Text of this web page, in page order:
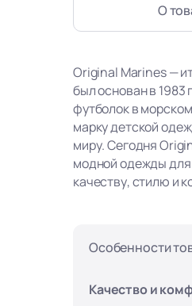
О
Original Marines —
был основан в 1983
футболок в
марку детской
миру. Сегодня
модной одежды для
качеству, стилю и
Особенности
Качество и